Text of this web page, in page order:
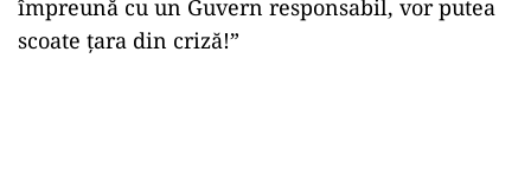
împreună cu un Guvern responsabil, vor putea
scoate ţara din criză!”